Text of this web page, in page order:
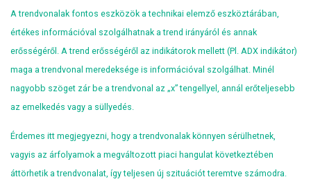
A trendvonalak fontos eszközök a technikai elemző eszköztárában,
értékes információval szolgálhatnak a trend irányáról és annak
erősségéről. A trend erősségéről az indikátorok mellett (Pl. ADX indikátor)
maga a trendvonal meredeksége is információval szolgálhat. Minél
nagyobb szöget zár be a trendvonal az „x” tengellyel, annál erőteljesebb
az emelkedés vagy a süllyedés.
Érdemes itt megjegyezni, hogy a trendvonalak könnyen sérülhetnek,
vagyis az árfolyamok a megváltozott piaci hangulat következtében
áttörhetik a trendvonalat, így teljesen új szituációt teremtve számodra.